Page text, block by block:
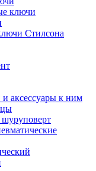
ключи
Стилсона
аксессуары к ним